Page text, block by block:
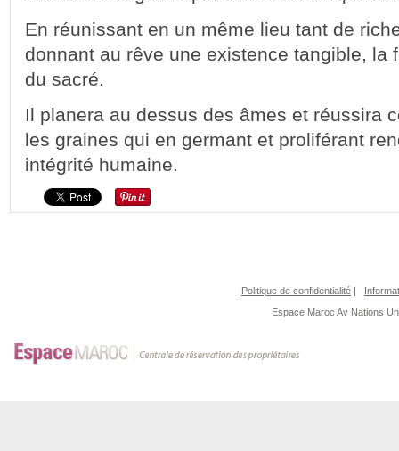
En réunissant en un même lieu tant de
donnant au rêve une existence tangible, la
du sacré.
Il planera au dessus des âmes et réussira
les graines qui en germant et proliférant
intégrité humaine.
Politique de confidentialité |
Espace Maroc Av Nations